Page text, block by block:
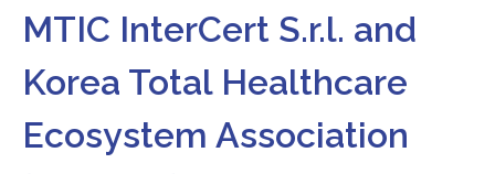
MTIC InterCert S.r.l. and
Korea Total Healthcare
Ecosystem Association